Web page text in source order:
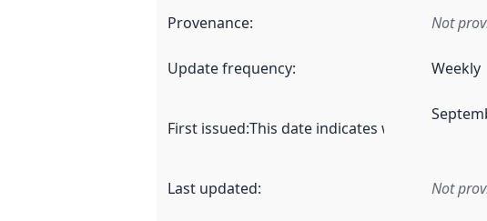
Provenance: Not
Update frequency: Weekly
First issued:This date indicates when the
Last updated: Not